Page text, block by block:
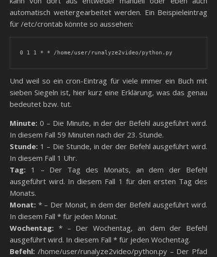
automatisch weitergearbeitet werden. Ein Beispieleintrag
für /etc/crontab könnte so aussehen:
0 1 1 * * /home/user/runalyze2video/python.py
Und weil so ein cron-Eintrag für viele immer ein Buch mit
sieben Siegeln ist, hier kurz eine Erklärung, was das genau
bedeutet bzw. tut.
Minute: 0 – Die Minute, in der der Befehl ausgeführt wird.
In diesem Fall 59 Minuten nach der 23. Stunde.
Stunde: 1 – Die Stunde, in der der Befehl ausgeführt wird.
In diesem Fall 1 Uhr.
Tag: 1 – Der Tag des Monats, an dem der Befehl
ausgeführt wird. In diesem Fall 1 für den ersten Tag des
Monats.
Monat: * – Der Monat, in dem der Befehl ausgeführt wird.
In diesem Fall * für jeden Monat.
Wochentag: * – Der Wochentag, an dem der Befehl
ausgeführt wird. In diesem Fall * für jeden Wochentag.
Befehl: /home/user/runalyze2video/python.py – Der Pfad